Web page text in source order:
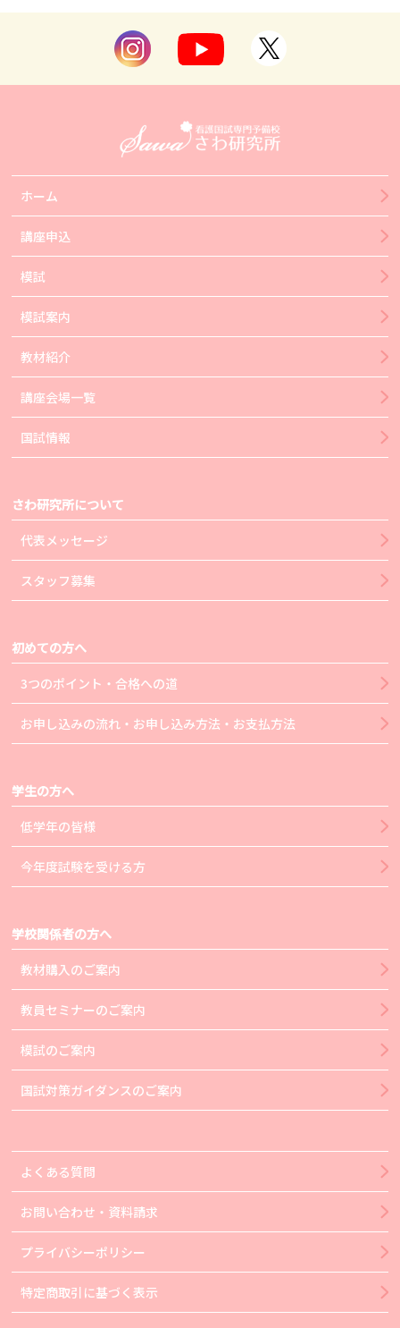
ホーム
講座申込
模試
模試案内
教材紹介
講座会場一覧
国試情報
さわ研究所について
代表メッセージ
スタッフ募集
初めての方へ
3つのポイント・合格への道
お申し込みの流れ・お申し込み方法・お支払方法
学生の方へ
低学年の皆様
今年度試験を受ける方
学校関係者の方へ
教材購入のご案内
教員セミナーのご案内
模試のご案内
国試対策ガイダンスのご案内
よくある質問
お問い合わせ・資料請求
プライバシーポリシー
特定商取引に基づく表示